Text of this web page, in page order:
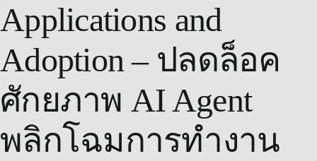
Applications and
Adoption – ปลดล็อค
ศักยภาพ AI Agent
พลิกโฉมการทำงาน